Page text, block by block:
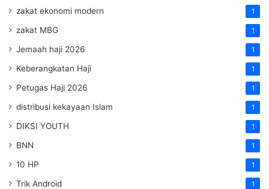
zakat ekonomi modern 1
zakat MBG 1
Jemaah haji 2026 1
Keberangkatan Haji 1
Petugas Haji 2026 1
distribusi kekayaan Islam 1
DIKSI YOUTH 1
BNN 1
10 HP 1
Trik Android 1